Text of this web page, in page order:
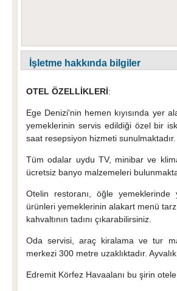
İşletme hakkında bilgiler
OTEL ÖZELLİKLERİ:
Ege Denizi'nin hemen kıyısında yer
yemeklerinin servis edildiği özel bir
saat resepsiyon hizmeti sunulmaktadır.
Tüm odalar uydu TV, minibar ve
ücretsiz banyo malzemeleri
Otelin restoranı, öğle
ürünleri yemeklerinin alakart menü
kahvaltının tadını çıkarabilirsiniz.
Oda servisi, araç kiralama ve tur
merkezi 300 metre uzaklıktadır.
Edremit Körfez Havaalanı bu şirin otele